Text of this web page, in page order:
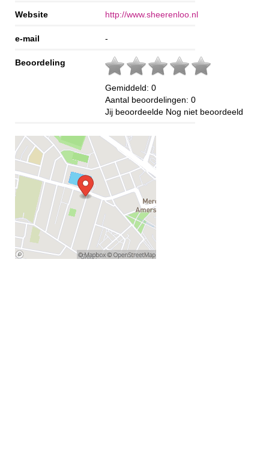
Website http://www.sheerenloo.nl
e-mail -
Beoordeling
Gemiddeld: 0
Aantal beoordelingen: 0
Jij beoordeelde Nog niet beoordeeld